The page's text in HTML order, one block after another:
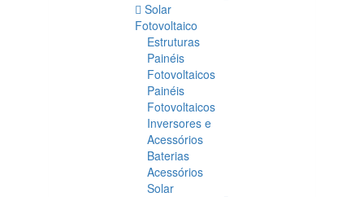
Solar
Fotovoltaico
Estruturas
Painéis
Fotovoltaicos
Painéis
Fotovoltaicos
Inversores e
Acessórios
Baterias
Acessórios
Solar